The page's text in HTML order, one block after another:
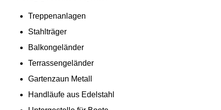
Treppenanlagen
Stahlträger
Balkongeländer
Terrassengeländer
Gartenzaun Metall
Handläufe aus Edelstahl